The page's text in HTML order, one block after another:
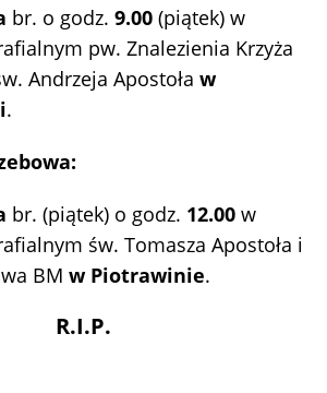
br. o godz. 9.00 (piątek) w
pw. Znalezienia Krzyża
Andrzeja Apostoła w
.
br. (piątek) o godz. 12.00 w
św. Tomasza Apostoła i
BM w Piotrawinie.
R.I.P.